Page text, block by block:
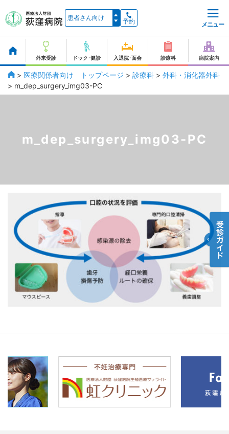
予約 メニュー
外来受診 ドック･健診 入退院･面会 診療科 病院案内
> 医療関係者向け トップページ > 診療科 > 外科・消化器外科
> m_dep_surgery_img03-PC
m_dep_surgery_img03-PC